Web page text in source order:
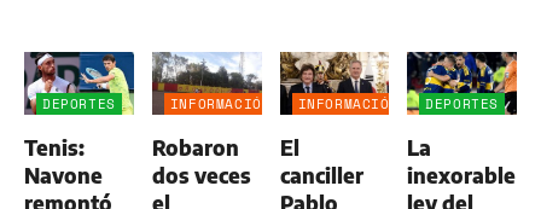
DEPORTES
Tenis:
Navone
remontó
INFORMACIÓN
Robaron
dos veces
el
INFORMACIÓN
El
canciller
Pablo
DEPORTES
La
inexorable
ley del